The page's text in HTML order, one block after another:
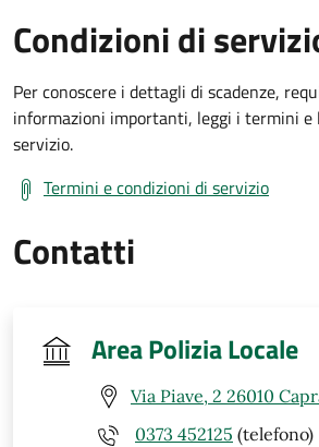
Condizioni di
Per conoscere i dettagli di scadenze,
informazioni importanti, leggi i termini e
servizio.
Termini e condizioni di servizio
Contatti
Area Polizia Locale
Via Piave, 2 26010
0373 452125 (telefono)